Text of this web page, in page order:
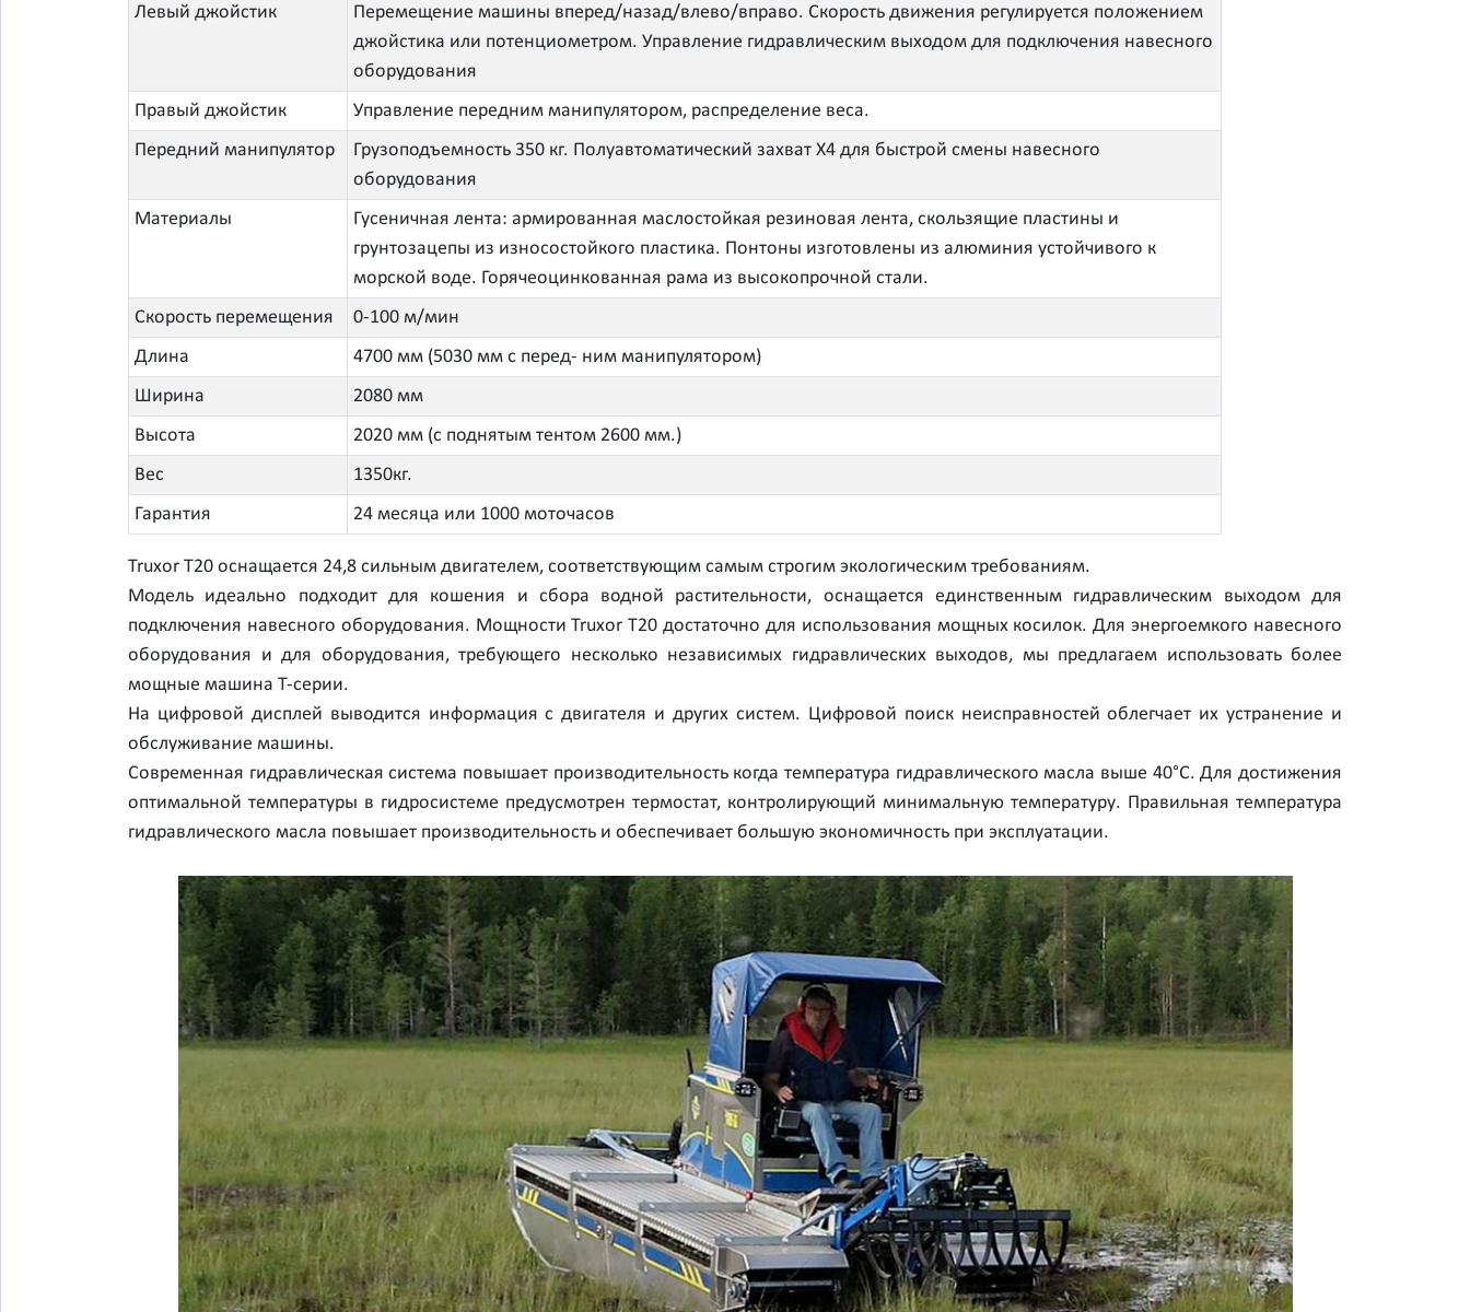
Левый джойстик
Перемещение машины вперед/назад/влево/вправо. Скорость движения регулируется положением
джойстика или потенциометром. Управление гидравлическим выходом для подключения навесного
оборудования
Правый джойстик
Управление передним манипулятором, распределение веса.
Передний манипулятор
Грузоподъемность 350 кг. Полуавтоматический захват Х4 для быстрой смены навесного
оборудования
Материалы
Гусеничная лента: армированная маслостойкая резиновая лента, скользящие пластины и
грунтозацепы из износостойкого пластика. Понтоны изготовлены из алюминия устойчивого к
морской воде. Горячеоцинкованная рама из высокопрочной стали.
Скорость перемещения
0-100 м/мин
Длина
4700 мм (5030 мм с перед- ним манипулятором)
Ширина
2080 мм
Высота
2020 мм (с поднятым тентом 2600 мм.)
Вес
1350кг.
Гарантия
24 месяца или 1000 моточасов
Truxor T20 оснащается 24,8 сильным двигателем, соответствующим самым строгим экологическим требованиям.
Модель идеально подходит для кошения и сбора водной растительности, оснащается единственным гидравлическим выходом для
подключения навесного оборудования. Мощности Truxor T20 достаточно для использования мощных косилок. Для энергоемкого навесного
оборудования и для оборудования, требующего несколько независимых гидравлических выходов, мы предлагаем использовать более
мощные машина T-серии.
На цифровой дисплей выводится информация с двигателя и других систем. Цифровой поиск неисправностей облегчает их устранение и
обслуживание машины.
Современная гидравлическая система повышает производительность когда температура гидравлического масла выше 40°С. Для достижения
оптимальной температуры в гидросистеме предусмотрен термостат, контролирующий минимальную температуру. Правильная температура
гидравлического масла повышает производительность и обеспечивает большую экономичность при эксплуатации.